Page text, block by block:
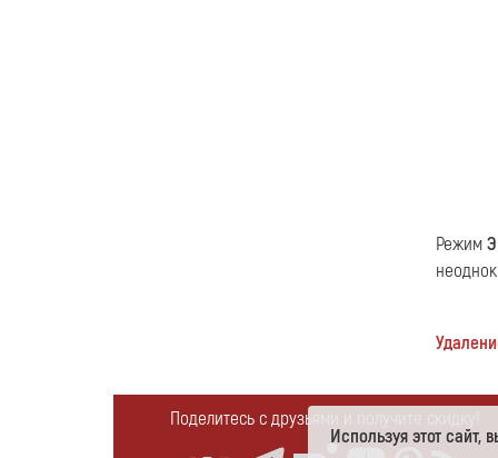
Используя этот
Режим
Поделитесь с друзьями и получите скидку!